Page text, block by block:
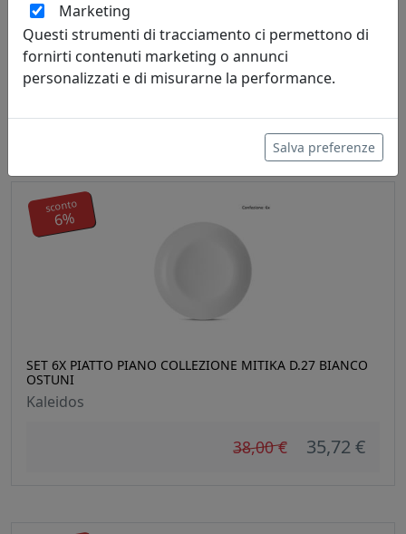
VASSOIO RETTANGOLARE LIKE WATER MAXI 58X39, VESTA
HOME, BIANCO SATINATO 01003-30S
Vesta Home
SET 6X PIATTO PIANO COLLEZIONE MITIKA D.27 BIANCO
OSTUNI
Kaleidos
38,00 € 35,72 €
sconto
6%
Marketing
Questi strumenti di tracciamento ci permettono di
fornirti contenuti marketing o annunci
personalizzati e di misurarne la performance.
Salva preferenze